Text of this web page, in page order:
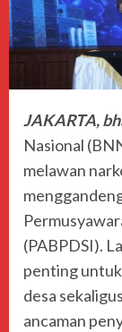
JAKARTA,
Nasional
melawan
(PABPDSI).
penting
desa
ancaman